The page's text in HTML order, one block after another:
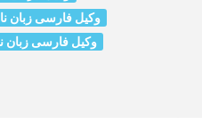
وکیل فارسی زبان
وکیل فارسی زبان